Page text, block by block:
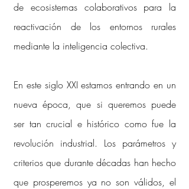
de ecosistemas colaborativos para la
reactivación de los entornos rurales
mediante la inteligencia colectiva.
En este siglo XXI estamos entrando en un
nueva época, que si queremos puede
ser tan crucial e histórico como fue la
revolución industrial. Los parámetros y
criterios que durante décadas han hecho
que prosperemos ya no son válidos, el